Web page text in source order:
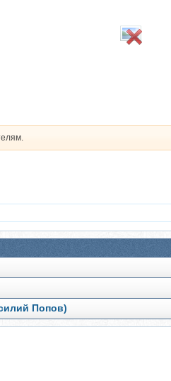
Попов)